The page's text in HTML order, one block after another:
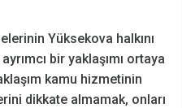
Yüksekova halkını
bir yaklaşımı ortaya
kamu hizmetinin
dikkate almamak, onları